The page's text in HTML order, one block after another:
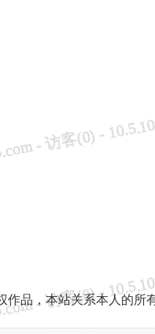
作品，本站关系本人的所